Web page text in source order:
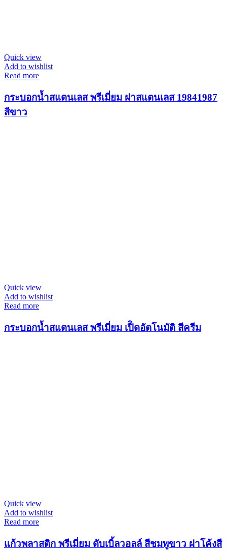
Quick view
Add to wishlist
Read more
กระบอกน้ำสแตนเลส พรีเมี่ยม ฝาสแตนเลส 19841987
สีขาว
Quick view
Add to wishlist
Read more
กระบอกน้ำสแตนเลส พรีเมี่ยม เปิิดอัตโนมัติ สีครีม
Quick view
Add to wishlist
Read more
แก้วพลาสติก พรีเมี่ยม ดับเบิ้ลวอลล์ สีชมพูขาว ฝาโค้งสี